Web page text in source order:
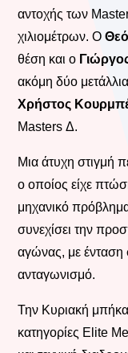
αντοχής των
χιλιομέτρων. Ο
θέση και ο
ακόμη δύο
Χρήστος
Masters Δ.
Μια άτυχη στιγμή
ο οποίος είχε
μηχανικό
συνεχίσει την
αγώνας, με ένταση
ανταγωνισμό.
Την Κυριακή
κατηγορίες Elite